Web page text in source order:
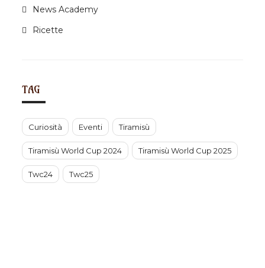
News Academy
Ricette
TAG
Curiosità Eventi Tiramisù
Tiramisù World Cup 2024 Tiramisù World Cup 2025
Twc24 Twc25